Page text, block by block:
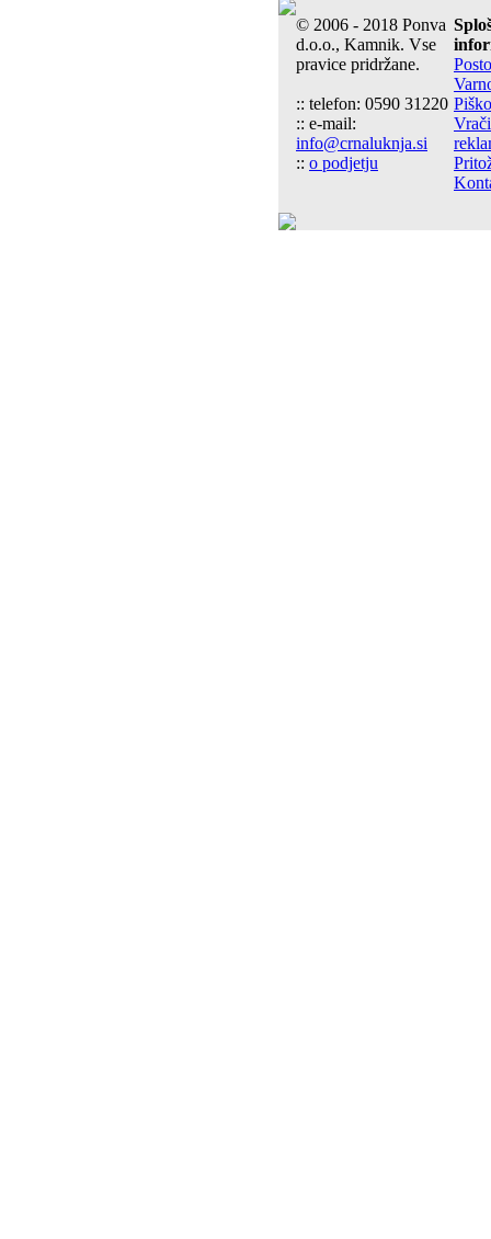
© 2006 - 2018 Ponva
d.o.o., Kamnik. Vse
pravice pridržane.
:: telefon: 0590 31220
:: e-mail:
info@crnaluknja.si
:: o podjetju